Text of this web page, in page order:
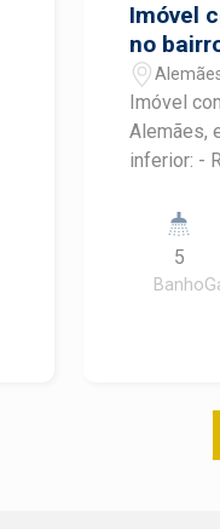
Imóvel
no
Imóvel
Alemães,
inferior: -
Superior:
espaço; -
5
Banho